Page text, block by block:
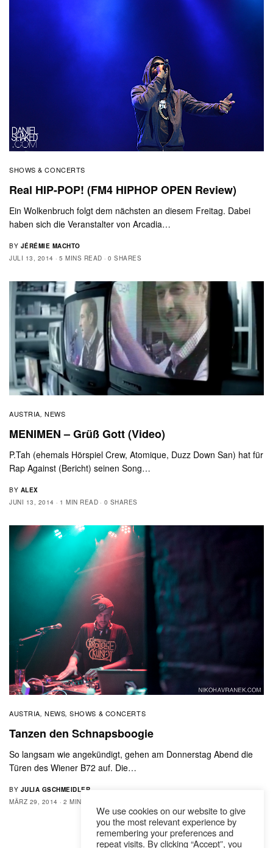
SHOWS & CONCERTS
Real HIP-POP! (FM4 HIPHOP OPEN Review)
Ein Wolkenbruch folgt dem nächsten an diesem Freitag. Dabei
haben sich die Veranstalter von Arcadia…
BY JÉRÉMIE MACHTO
JULI 13, 2014
5 MINS READ 0 SHARES
AUSTRIA, NEWS
MENIMEN – Grüß Gott (Video)
P.Tah (ehemals Hörspiel Crew, Atomique, Duzz Down San) hat für
Rap Against (Bericht) seinen Song…
BY ALEX
JUNI 13, 2014
1 MIN READ 0 SHARES
AUSTRIA, NEWS,SHOWS & CONCERTS
Tanzen den Schnapsboogie
So langsam wie angekündigt, gehen am Donnerstag Abend die
Türen des Wiener B72 auf. Die…
BY JULIA GSCHMEIDLER
MÄRZ 29, 2014
2 MINS READ
We use cookies on our website to give
you the most relevant experience by
remembering your preferences and
repeat visits. By clicking “Accept”, you